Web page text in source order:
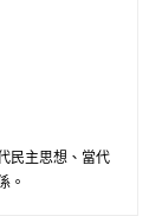
民主思想、當代
。